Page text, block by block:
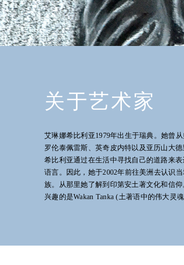
关于艺术家
艾琳娜希比利亚1979年出生于瑞典。她曾
罗伦泰佩雷斯、英奇皮内特以及亚历山大德
希比利亚通过在生活中寻找自己的道路来
语言。因此，她于2002年前往美洲去认识
族。从那里她了解到印第安土著文化和信
兴趣的是Wakan Tanka (土著语中的伟大灵
触，而并不只是沉醉于大城市虚幻的商业
存在于都市中的五至孝为正在逐渐吞噬地
时也对亚洲宗教中的女神形象以及亚洲主
迷。这些艺术激发了她自己的艺术构想。